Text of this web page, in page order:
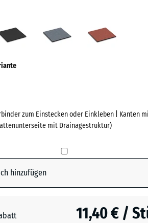
(active)
zum Einstecken oder Einkleben | Kanten
mit Drainagestruktur)
hinzufügen
11,40 € /